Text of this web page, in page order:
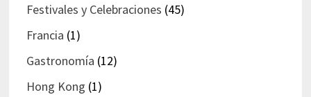
Festivales y Celebraciones (45)
Francia (1)
Gastronomía (12)
Hong Kong (1)